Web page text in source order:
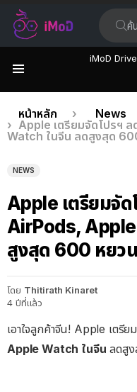
iMoD Drive
เรื่อง
ล่าสุด
คุณอยู่ที่นี่:
หน้าหลัก
News
Apple เตรียมจัดโปรฯ
Watch ในจีน ลดสูงสุด
NEWS
Apple เตรียมจัด
AirPods,
สูงสุด 600 หยวน
โดย Thitirath Kinaret
4 ปีที่แล้ว
เอาใจลูกค้าจีน! Apple เตรีย
Apple Watch ในจีน ลดสู